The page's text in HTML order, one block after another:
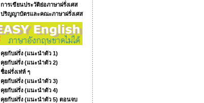
การเขียนประวัติย่อภาษาฝรั่งเศส
ปริญญาบัตรและคณะภาษาฝรั่งเศส
คุยกับฝรั่ง (แนะนำตัว 1)
คุยกับฝรั่ง (แนะนำตัว 2)
ชื่อฝรั่งเท่ห์ ๆ
คุยกับฝรั่ง (แนะนำตัว 3)
คุยกับฝรั่ง (แนะนำตัว 4)
คุยกับฝรั่ง (แนะนำตัว 5) ตอนจบ